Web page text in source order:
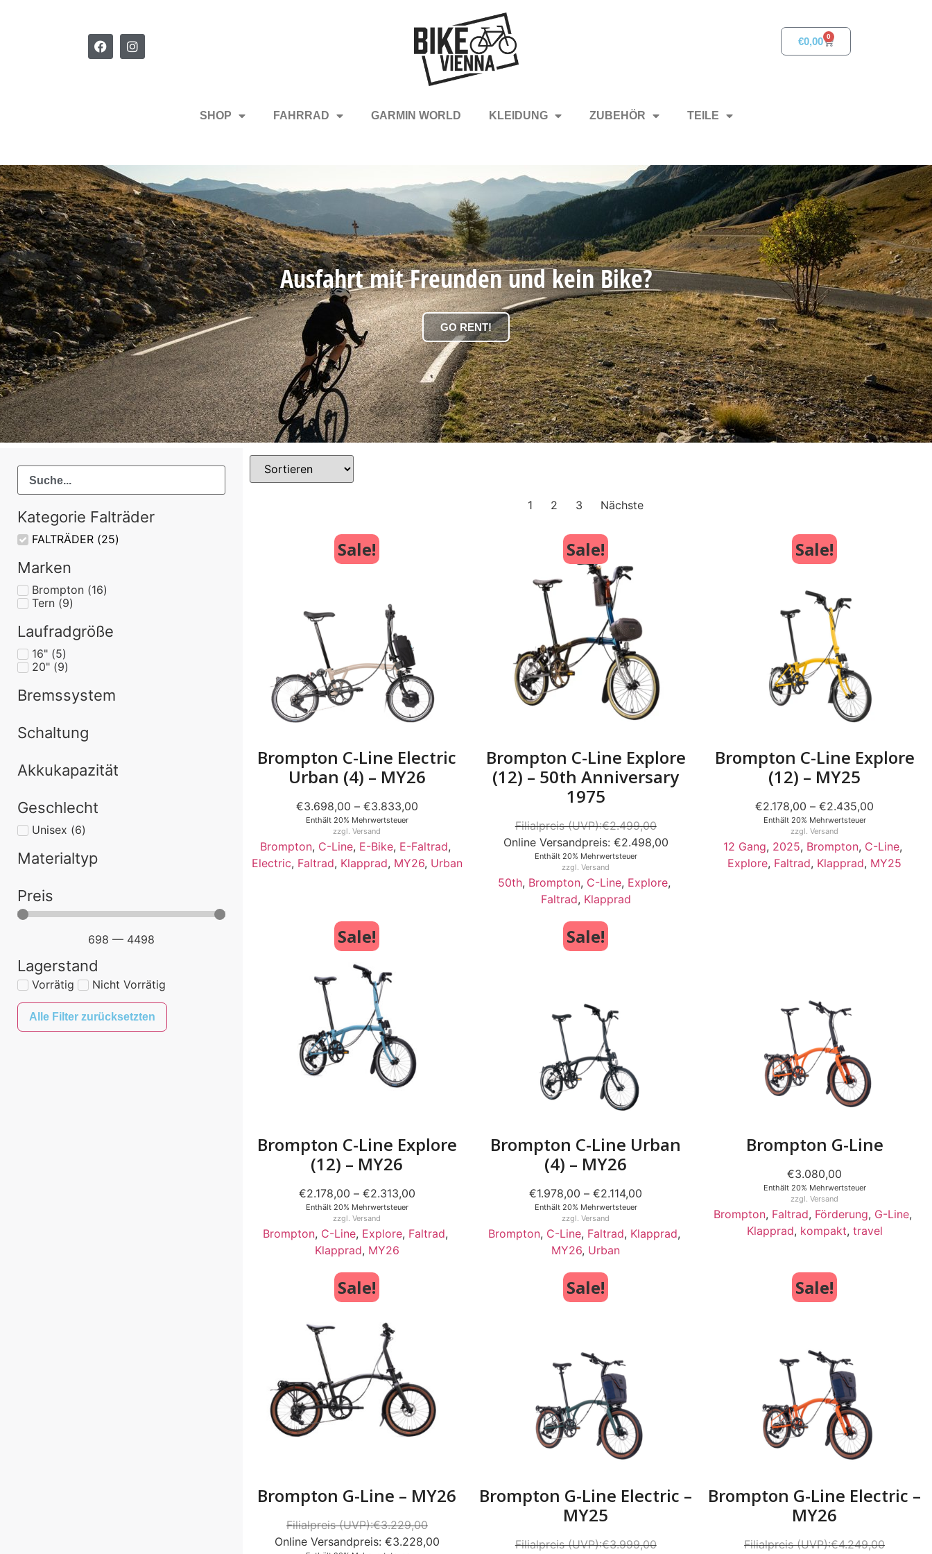
€0,00 0
SHOP FAHRRAD GARMIN WORLD KLEIDUNG ZUBEHÖR TEILE
Ausfahrt mit Freunden und kein Bike?
GO RENT!
Kategorie Falträder
FALTRÄDER (25)
Marken
Brompton (16)
Tern (9)
Laufradgröße
16" (5)
20" (9)
Bremssystem
Schaltung
Akkukapazität
Geschlecht
Unisex (6)
Materialtyp
Preis
698 — 4498
Lagerstand
Vorrätig Nicht Vorrätig
Alle Filter zurücksetzten
1 2 3 Nächste
Sale!
Brompton C-Line Electric
Urban (4) – MY26
€3.698,00 – €3.833,00
Enthält 20% Mehrwertsteuer
zzgl.Versand
Brompton, C-Line, E-Bike, E-Faltrad,
Electric, Faltrad, Klapprad, MY26, Urban
Sale!
Brompton C-Line Explore
(12) – 50th Anniversary
1975
€2.499,00
€2.498,00
Enthält 20% Mehrwertsteuer
zzgl.Versand
50th, Brompton, C-Line, Explore,
Faltrad, Klapprad
Sale!
Brompton C-Line Explore
(12) – MY25
€2.178,00 –€2.435,00
Enthält 20% Mehrwertsteuer
zzgl.Versand
12 Gang, 2025, Brompton, C-Line,
Explore, Faltrad, Klapprad, MY25
Sale!
Brompton C-Line Explore
(12) – MY26
€2.178,00 – €2.313,00
Enthält 20% Mehrwertsteuer
zzgl.Versand
Brompton, C-Line, Explore, Faltrad,
Klapprad, MY26
Sale!
Brompton C-Line Urban
(4) – MY26
€1.978,00 –€2.114,00
Enthält 20% Mehrwertsteuer
zzgl.Versand
Brompton, C-Line, Faltrad, Klapprad,
MY26, Urban
Brompton G-Line
€3.080,00
Enthält 20% Mehrwertsteuer
zzgl.Versand
Brompton, Faltrad, Förderung, G-Line,
Klapprad, kompakt, travel
Sale!
Brompton G-Line – MY26
€3.229,00
€3.228,00
Sale!
Brompton G-Line Electric –
MY25
€3.999,00
Sale!
Brompton G-Line Electric –
MY26
€4.249,00